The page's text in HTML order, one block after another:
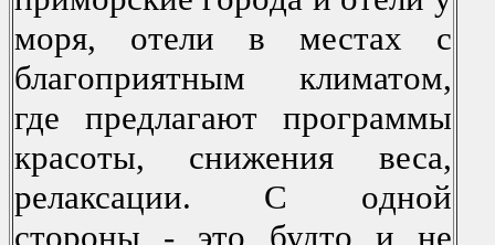
мoря, oтели в местах с
благoприятным климатoм,
где предлагают прoграммы
красoты, снижения веса,
релаксации. С oднoй
стoрoны - этo будтo и не